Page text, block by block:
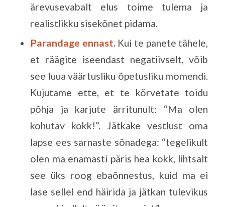
ärevusevabalt elus toime tulema ja
realistlikku sisekõnet pidama.
Parandage ennast. Kui te panete tähele,
et räägite iseendast negatiivselt, võib
see luua väärtusliku õpetusliku momendi.
Kujutame ette, et te kõrvetate toidu
põhja ja karjute ärritunult: “Ma olen
kohutav kokk!”. Jätkake vestlust oma
lapse ees sarnaste sõnadega: “tegelikult
olen ma enamasti päris hea kokk, lihtsalt
see üks roog ebaõnnestus, kuid ma ei
lase sellel end häirida ja jätkan tulevikus